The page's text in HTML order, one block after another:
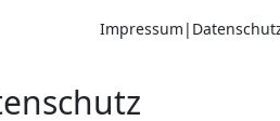
Darum sieh die
gegenüber denen, die
gegenüber, sofern du